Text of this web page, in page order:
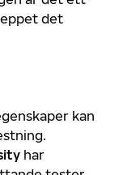
det
kan
har